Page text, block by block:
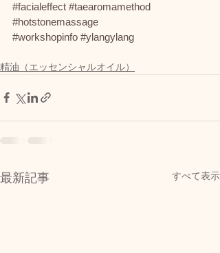
#facialeffect #taearomamethod
#hotstonemassage
#workshopinfo #ylangylang
精油（エッセンシャルオイル）
最新記事 すべて表示